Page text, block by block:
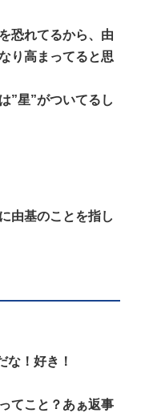
恐れてるから、由
り高まってると思
”星”がついてるし
由基のことを指し
な！好き！
てこと？あぁ返事